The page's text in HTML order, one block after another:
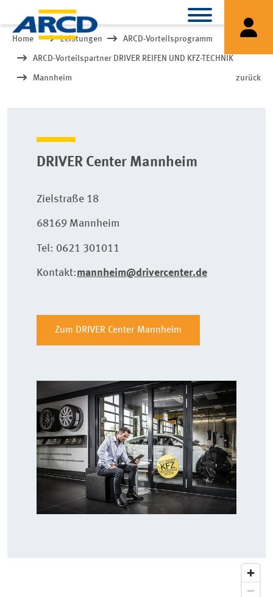
Home Leistungen ARCD-Vorteilsprogramm
ARCD-Vorteilspartner DRIVER REIFEN UND KFZ-TECHNIK
Mannheim zurück
DRIVER Center Mannheim
Zielstraße 18
68169 Mannheim
Tel: 0621 301011
Kontakt:mannheim@drivercenter.de
Zum DRIVER Center Mannheim